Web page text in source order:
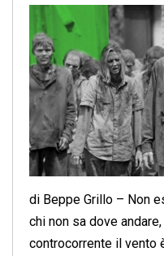
di Beppe Grillo – Non
chi non sa dove
controcorrente il vento